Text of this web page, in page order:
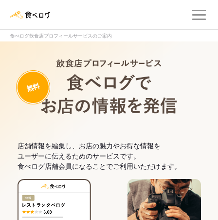
食べログ飲食店プロフィールサービスのご案内
無料
店舗情報を編集し、お店の魅力やお得な情報を
ユーザーに伝えるためのサービスです。
食べログ店舗会員になることでご利用いただけます。